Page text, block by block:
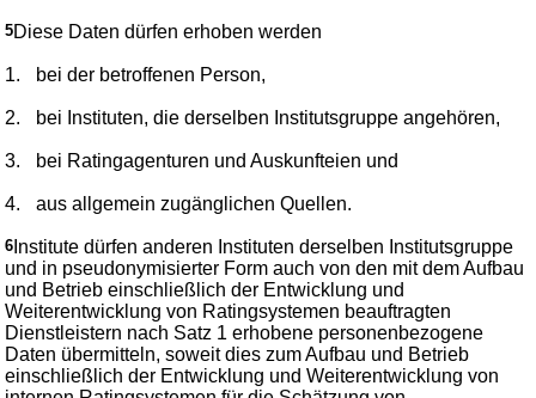
5Diese Daten dürfen erhoben werden
1. bei der betroffenen Person,
2. bei Instituten, die derselben Institutsgruppe angehören,
3. bei Ratingagenturen und Auskunfteien und
4. aus allgemein zugänglichen Quellen.
6 Institute dürfen anderen Instituten derselben Institutsgruppe
und in pseudonymisierter Form auch von den mit dem Aufbau
und Betrieb einschließlich der Entwicklung und
Weiterentwicklung von Ratingsystemen beauftragten
Dienstleistern nach Satz 1 erhobene personenbezogene
Daten übermitteln, soweit dies zum Aufbau und Betrieb
einschließlich der Entwicklung und Weiterentwicklung von